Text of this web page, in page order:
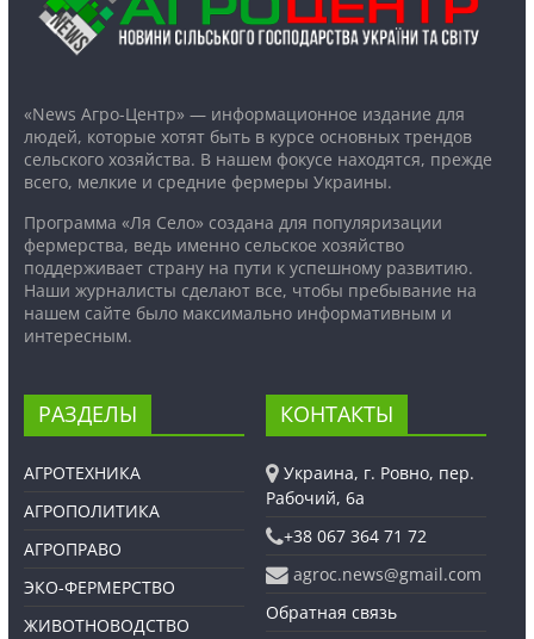
«News Агро-Центр» — информационное издание для
людей, которые хотят быть в курсе основных трендов
сельского хозяйства. В нашем фокусе находятся, прежде
всего, мелкие и средние фермеры Украины.
Программа «Ля Село» создана для популяризации
фермерства, ведь именно сельское хозяйство
поддерживает страну на пути к успешному развитию.
Наши журналисты сделают все, чтобы пребывание на
нашем сайте было максимально информативным и
интересным.
РАЗДЕЛЫ
АГРОТЕХНИКА
АГРОПОЛИТИКА
АГРОПРАВО
ЭКО-ФЕРМЕРСТВО
ЖИВОТНОВОДСТВО
КОНТАКТЫ
Украина, г. Ровно, пер.
Рабочий, 6а
+38 067 364 71 72
agroc.news@gmail.com
Обратная связь